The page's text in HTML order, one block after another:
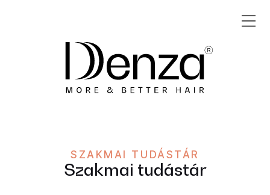
SZAKMAI TUDÁSTÁR
Szakmai tudástár